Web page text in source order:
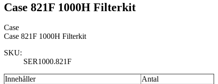
Case 821F 1000H Filterkit
Case
Case 821F 1000H Filterkit
SKU:
SER1000.821F
Innehåller
Antal